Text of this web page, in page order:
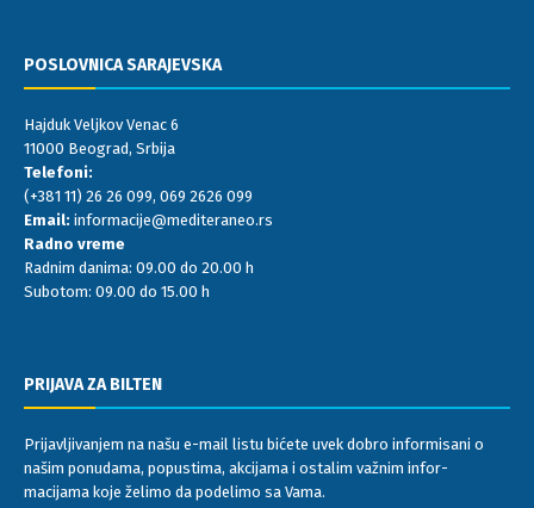
POSLOVNICA SARAJEVSKA
Hajduk Veljkov Venac 6
11000 Beograd, Srbija
Telefoni:
(+381 11) 26 26 099, 069 2626 099
Email: informacije@mediteraneo.rs
Radno vreme
Radnim danima: 09.00 do 20.00 h
Subotom: 09.00 do 15.00 h
PRIJAVA ZA BILTEN
Prijavljivanjem na našu e-mail listu bićete uvek dobro informisani o
našim ponudama, popustima, akcijama i ostalim važnim infor-
macijama koje želimo da podelimo sa Vama.